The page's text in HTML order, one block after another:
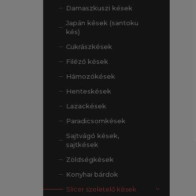
Damaszkuszi kések
Japán kések (santoku
kés)
Cukrászkések
Filéző kések
Hámozókések
Henteskések
Lazackések
Paradicsomkések
Sajtvágó kések,
sajtkések
Zöldségkések
Konyhai bárdok
Slicer szeletelő kések